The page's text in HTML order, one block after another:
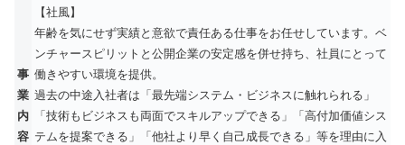
事
業
内
容
【社風】
年齢を気にせず実績と意欲で責任ある仕事をお任せしています。ベ
ンチャースピリットと公開企業の安定感を併せ持ち、社員にとって
働きやすい環境を提供。
過去の中途入社者は「最先端システム・ビジネスに触れられる」
「技術もビジネスも両面でスキルアップできる」「高付加価値シス
テムを提案できる」「他社より早く自己成長できる」等を理由に入